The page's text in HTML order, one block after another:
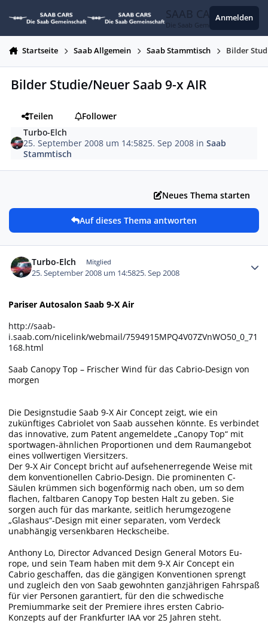
SAAB CARS
Die Saab Gemeinschaft
Anmelden
Startseite Saab Allgemein Saab Stammtisch Bilder
Bilder Studie/Neuer Saab 9-x AIR
Teilen
Follower
Turbo-Elch
25. September 2008 um 14:5825. Sep 2008 inSaab
Stammtisch
Neues Thema starten
Auf dieses Thema antworten
Turbo-Elch Mitglied
25. September 2008 um 14:5825. Sep 2008
Pariser Autosalon Saab 9-X Air
http://saab-
i.saab.com/nicelink/webmail/7594915MPQ4V07ZVnWO50_0_71
168.html
Saab Canopy Top – Frischer Wind für das Cabrio-Design von
morgen
Die Designstudie Saab 9-X Air Concept zeigt, wie ein
zukünftiges Cabriolet von Saab aussehen könnte. Es verbindet
das innovative, zum Patent angemeldete „Canopy Top“ mit
sportwagen-ähnlichen Proportionen und dem Raumangebot
eines vollwertigen Viersitzers.
Der 9-X Air Concept bricht auf aufsehenerregende Weise mit
dem konventionellen Cabrio-Design. Die prominenten C-
Säulen krümmen sich bogenförmig nach oben, um so dem
flachen, faltbaren Canopy Top besten Halt zu geben. Sie
sorgen auch für das markante, seitlich herumgezogene
„Glashaus“-Design mit einer separaten, vom Verdeck
unabhängig versenkbaren Heckscheibe.
Anthony Lo, Director Advanced Design General Motors Eu-
rope, und sein Team haben mit dem 9-X Air Concept ein
Cabrio geschaffen, das die gängigen Konventionen sprengt
und zugleich den von Saab gewohnten ganzjährigen Fahrspaß
für vier Personen garantiert, für den die schwedische
Premiummarke seit der Premiere ihres ersten Cabrio-
Konzepts auf der Frankfurter IAA vor 25 Jahren steht.